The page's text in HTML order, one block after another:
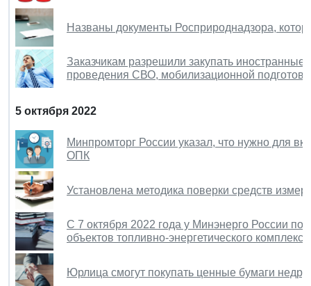
Названы документы Росприроднадзора,
Заказчикам разрешили закупать
проведения СВО, мобилизационной
5 октября 2022
Минпромторг России указал, что нужно для
ОПК
Установлена методика поверки средств
С 7 октября 2022 года у Минэнерго России
объектов топливно-энергетического комплекса
Юрлица смогут покупать ценные бумаги